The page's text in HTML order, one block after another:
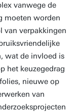
vanwege de
moeten worden
van verpakkingen
wat de invloed is
het keuzegedrag
nieuwe op
van